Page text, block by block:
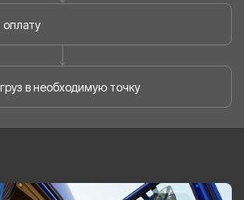
в необходимую точку